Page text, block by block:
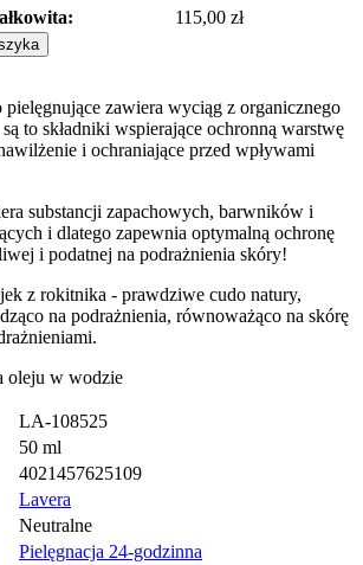
115,00 zł
zawiera wyciąg z organicznego
to składniki wspierające ochronną warstwę
i ochraniające przed wpływami
substancji zapachowych, barwników i
i dlatego zapewnia optymalną ochronę
i podatnej na podrażnienia skóry!
z rokitnika - prawdziwe cudo natury,
na podrażnienia, równoważąco na skórę
oleju w wodzie
LA-108525
50 ml
4021457625109
Lavera
Neutralne
Pielęgnacja 24-godzinna